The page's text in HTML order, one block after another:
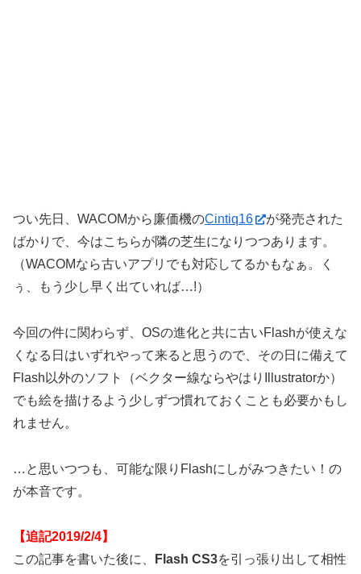
つい先日、WACOMから廉価機のCintiq16
が発売された
ばかりで、今はこちらが隣の芝生になりつつあります。
（WACOMなら古いアプリでも対応してるかもなぁ。く
ぅ、もう少し早く出ていれば…!）
今回の件に関わらず、OSの進化と共に古いFlashが使えな
くなる日はいずれやって来ると思うので、その日に備えて
Flash以外のソフト（ベクター線ならやはりIllustratorか）
でも絵を描けるよう少しずつ慣れておくことも必要かもし
れません。
…と思いつつも、可能な限りFlashにしがみつきたい！の
が本音です。
【追記2019/2/4】
この記事を書いた後に、
Flash CS3を引っ張り出して相性